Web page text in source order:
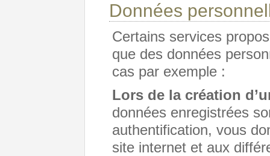
Données
Certains services
que des données
cas par exemple :
Lors de la création
données enregistrées
authentification, vous
site internet et aux